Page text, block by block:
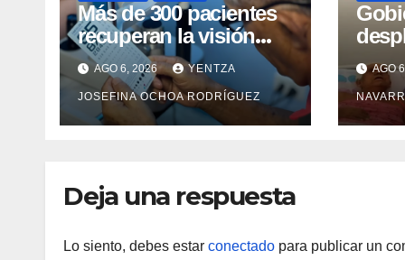
Más de 300 pacientes
recuperan la visión
con cirugías gratuitas
de cataratas en Zulia
AGO 6, 2026 YENTZA
JOSEFINA OCHOA RODRÍGUEZ
con
AGO
Deja una respuesta
Lo siento, debes estar conectado para publicar un